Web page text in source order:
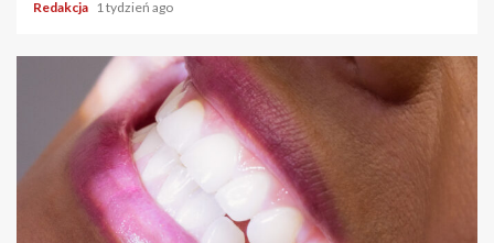
Redakcja 1 tydzień ago